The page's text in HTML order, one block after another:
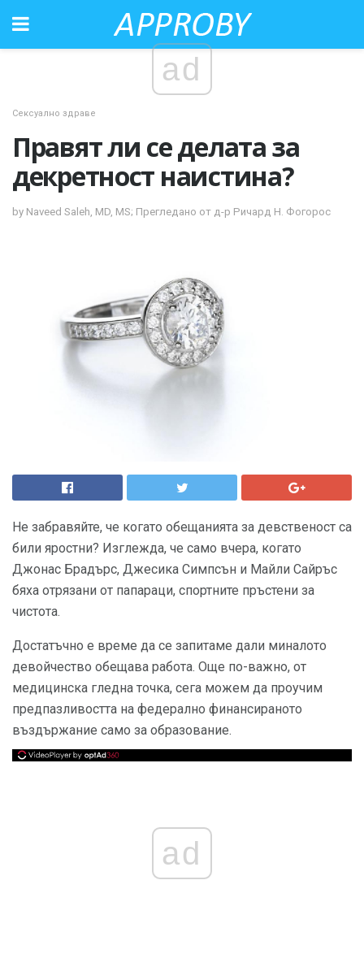
ad
Сексуално здраве
Правят ли се делата за
декретност наистина?
by Naveed Saleh, MD, MS; Прегледано от д-р Ричард Н. Фогорос
Не забравяйте, че когато обещанията за девственост са
били яростни? Изглежда, че само вчера, когато
Джонас Брадърс, Джесика Симпсън и Майли Сайръс
бяха отрязани от папараци, спортните пръстени за
чистота.
Достатъчно е време да се запитаме дали миналото
девойчество обещава работа. Още по-важно, от
медицинска гледна точка, сега можем да проучим
предпазливостта на федерално финансираното
въздържание само за образование.
ad